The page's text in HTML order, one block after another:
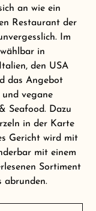
an wie ein
Restaurant der
Im
in
den USA
das Angebot
vegane
Seafood. Dazu
in der Karte
Gericht wird mit
mit einem
Sortiment
abrunden.